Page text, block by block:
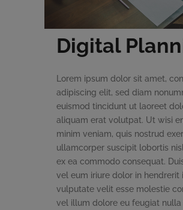
Digital
Lorem ipsum dolor sit amet,
adipiscing elit, sed diam
euismod tincidunt ut laoreet
aliquam erat volutpat. Ut wisi
minim veniam, quis nostrud
ullamcorper suscipit lobortis
ex ea commodo consequat.
vel eum iriure dolor in hendrerit
vulputate velit esse molestie
vel illum dolore eu feugiat